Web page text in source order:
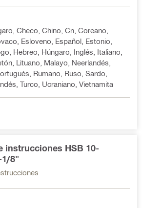
Checo, Chino, Cn, Coreano,
Esloveno, Español, Estonio,
Hebreo, Húngaro, Inglés, Italiano,
Lituano, Malayo, Neerlandés,
Rumano, Ruso, Sardo,
Turco, Ucraniano, Vietnamita
instrucciones HSB 10-
1/8"